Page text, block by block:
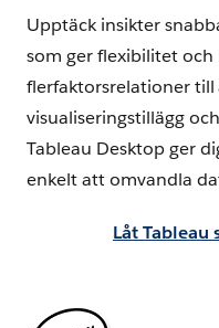
Upptäck insikter
som ger flexibilitet och
flerfaktorsrelationer till
visualiseringstillägg
Tableau Desktop ger
enkelt att omvandla
Låt Tableau